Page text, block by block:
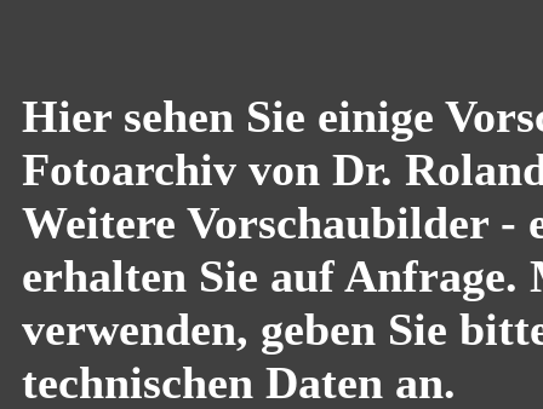
Hier sehen Sie einige
Fotoarchiv von Dr.
Weitere Vorschaubilder -
erhalten Sie auf
verwenden, geben Sie
technischen Daten an.